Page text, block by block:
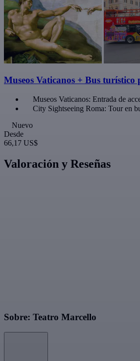
Museos Vaticanos + Bus turístico
Museos Vaticanos: Entrada de
City Sightseeing Roma: Tour en
Nuevo
Desde
66,17 US$
Valoración y Reseñas
Sobre: Teatro Marcello